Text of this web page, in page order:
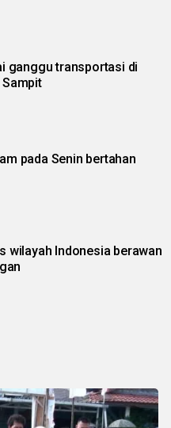
ganggu transportasi di
pada Senin bertahan
wilayah Indonesia berawan